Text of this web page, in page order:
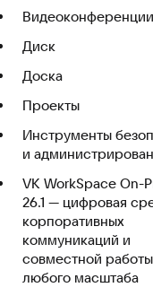
Видеоконференции
Диск
Доска
Проекты
Инструменты
и
VK WorkSpace On-
26.1 — цифровая
корпоративных
коммуникаций и
совместной
любого масштаба